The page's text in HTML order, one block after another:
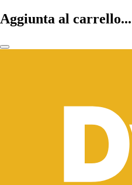
Aggiunta al carrello...